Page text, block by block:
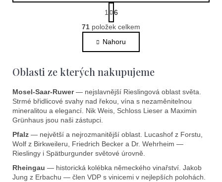
O
v
l
á
d
a
c
í
p
v
k
y
v
ý
S
t
r
á
n
k
v
n
í
1
6
71 položek celkem
Nahoru
Oblasti ze kterých nakupujeme
Mosel-Saar-Ruwer— nejslavnější Rieslingová oblast světa.
Strmé břidlicové svahy nad řekou, vína s nezaměnitelnou
mineralitou a elegancí. Nik Weis, Schloss Lieser a Maximin
Grünhaus jsou naši zástupci.
Pfalz — největší a nejrozmanitější oblast. Lucashof z Forstu,
Wolf z Birkweileru, Friedrich Becker a Dr. Wehrheim —
Rieslingy i Spätburgunder světové úrovně.
Rheingau — historická kolébka německého vinařství. Jakob
Jung z Erbachu — člen VDP s vinicemi v nejlepších polohách.